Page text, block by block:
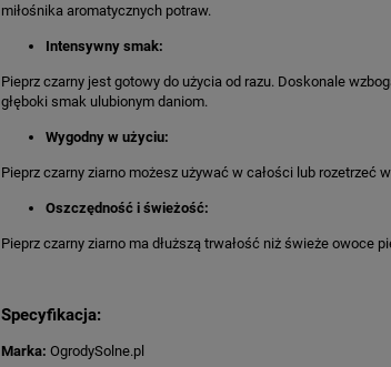
miłośnika aromatycznych potraw.
Intensywny smak:
Pieprz czarny jest gotowy do użycia od razu. Doskonale
głęboki smak ulubionym daniom.
Wygodny w użyciu:
Pieprz czarny ziarno możesz używać w całości lub rozetrzeć
Oszczędność i świeżość:
Pieprz czarny ziarno ma dłuższą trwałość niż świeże owoce
Specyfikacja:
Marka: OgrodySolne.pl